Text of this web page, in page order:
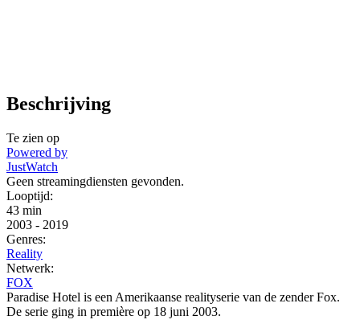
Beschrijving
Te zien op
Powered by
JustWatch
Geen streamingdiensten gevonden.
Looptijd:
43 min
2003 - 2019
Genres:
Reality
Netwerk:
FOX
Paradise Hotel is een Amerikaanse realityserie van de zender Fox.
De serie ging in première op 18 juni 2003.